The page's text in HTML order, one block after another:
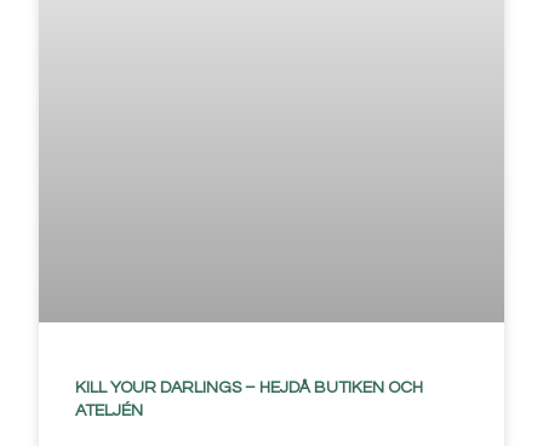
KILL YOUR DARLINGS – HEJDÅ BUTIKEN OCH
ATELJÉN